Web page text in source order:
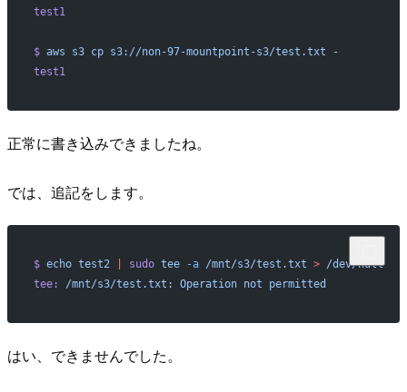
test1
$ aws s3 cp s3://non-97-mountpoint-s3/test.txt -
test1
正常に書き込みできましたね。
では、追記をします。
$ echo test2 | sudo tee -a /mnt/s3/test.txt > /dev/null
tee:
/mnt/s3/test.txt: Operation not permitted
はい、できませんでした。